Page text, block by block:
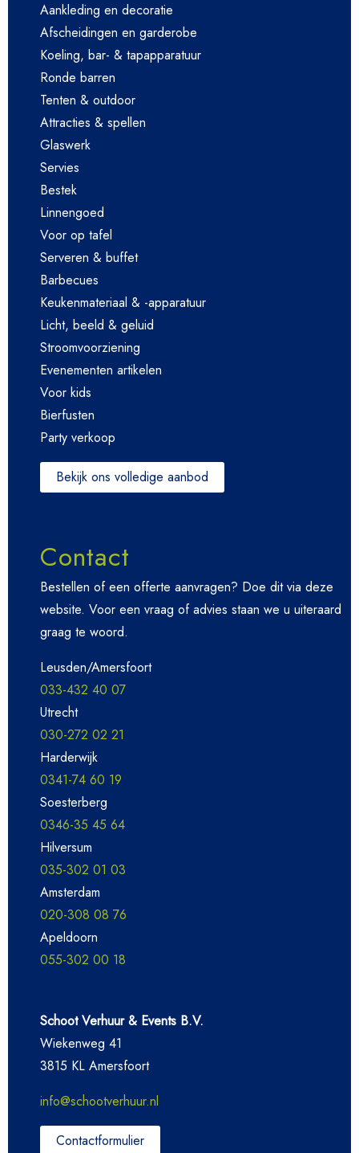
Aankleding en decoratie
Afscheidingen en garderobe
Koeling, bar- & tapapparatuur
Ronde barren
Tenten & outdoor
Attracties & spellen
Glaswerk
Servies
Bestek
Linnengoed
Voor op tafel
Serveren & buffet
Barbecues
Keukenmateriaal & -apparatuur
Licht, beeld & geluid
Stroomvoorziening
Evenementen artikelen
Voor kids
Bierfusten
Party verkoop
Bekijk ons volledige aanbod
Contact
Bestellen of een offerte aanvragen? Doe dit via deze
website. Voor een vraag of advies staan we u uiteraard
graag te woord.
Leusden/Amersfoort
033-432 40 07
Utrecht
030-272 02 21
Harderwijk
0341-74 60 19
Soesterberg
0346-35 45 64
Hilversum
035-302 01 03
Amsterdam
020-308 08 76
Apeldoorn
055-302 00 18
Schoot Verhuur & Events B.V.
Wiekenweg 41
3815 KL Amersfoort
info@schootverhuur.nl
Contactformulier